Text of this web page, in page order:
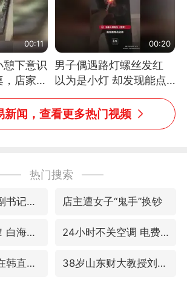
00:11
下意识
，店家3
臂损坏
00:20
男子偶遇路灯螺丝发红
以为是小灯 却发现能点
燃香烟 当事人：已报警
处理
新闻，查看更多热门视频
热门搜索
山东日照市委副书记王峰被查 店主遭女子“鬼手”换钞
维持强台风级！白海豚直奔华东沿海 24小时不关空调 电费反而更低？
日本籍女网红在韩直播时自杀身亡 38岁山东财大教授刘海明逝世